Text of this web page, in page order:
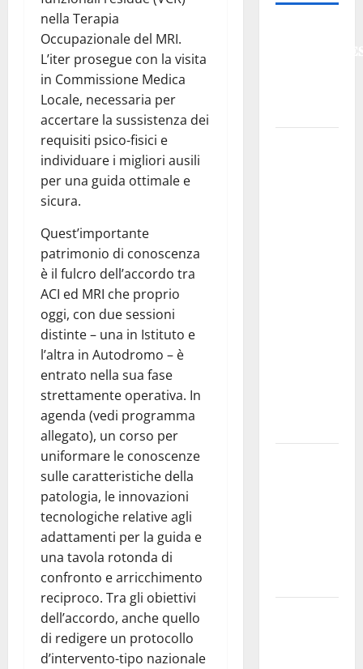
nella Terapia
Occupazionale del MRI.
L’iter prosegue con la visita
in Commissione Medica
Locale, necessaria per
accertare la sussistenza dei
requisiti psico-fisici e
individuare i migliori ausili
per una guida ottimale e
sicura.
Quest’importante
patrimonio di conoscenza
è il fulcro dell’accordo tra
ACI ed MRI che proprio
oggi, con due sessioni
distinte – una in Istituto e
l’altra in Autodromo – è
entrato nella sua fase
strettamente operativa. In
agenda (vedi programma
allegato), un corso per
uniformare le conoscenze
sulle caratteristiche della
patologia, le innovazioni
tecnologiche relative agli
adattamenti per la guida e
una tavola rotonda di
confronto e arricchimento
reciproco. Tra gli obiettivi
dell’accordo, anche quello
di redigere un protocollo
d’intervento-tipo nazionale